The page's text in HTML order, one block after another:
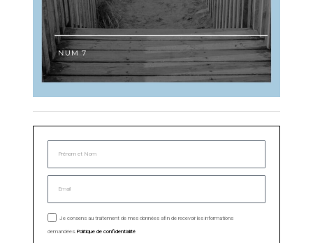
Je consens au traitement de mes données afin de recevoir les informations
demandées.Politique de confidentialité